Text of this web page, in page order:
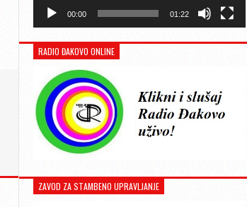
00:00 01:22
RADIO ĐAKOVO ONLINE
ZAVOD ZA STAMBENO UPRAVLJANJE